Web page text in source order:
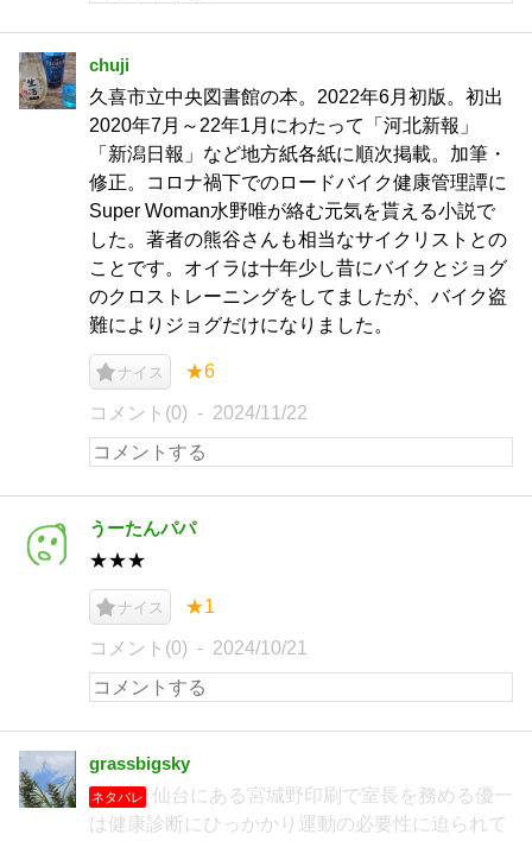
chuji
久喜市立中央図書館の本。2022年6月初版。初出
2020年7月～22年1月にわたって「河北新報」
「新潟日報」など地方紙各紙に順次掲載。加筆・
修正。コロナ禍下でのロードバイク健康管理譚に
Super Woman水野唯が絡む元気を貰える小説で
した。著者の熊谷さんも相当なサイクリストとの
ことです。オイラは十年少し昔にバイクとジョグ
のクロストレーニングをしてましたが、バイク盗
難によりジョグだけになりました。
ナイス ★6
コメント(0) 2024/11/22
うーたんパパ
★★★
ナイス ★1
コメント(0) 2024/10/21
grassbigsky
ネタバレ
仙台にある宮城野印刷で室長を務める優一
は健康診断にひっかかり運動の必要性に迫られて